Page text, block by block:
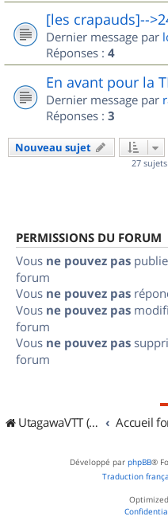
[les crapauds]--
Dernier message par
Réponses : 4
En avant pour la
Dernier message par
Réponses : 3
Nouveau sujet
27
PERMISSIONS DU FORUM
Vous ne pouvez pas
forum
Vous ne pouvez pas
Vous ne pouvez pas
forum
Vous ne pouvez pas
forum
UtagawaVTT (Randos VTT et VTTAE avec traces GPS) Accueil
Développé par phpBB®
Traduction